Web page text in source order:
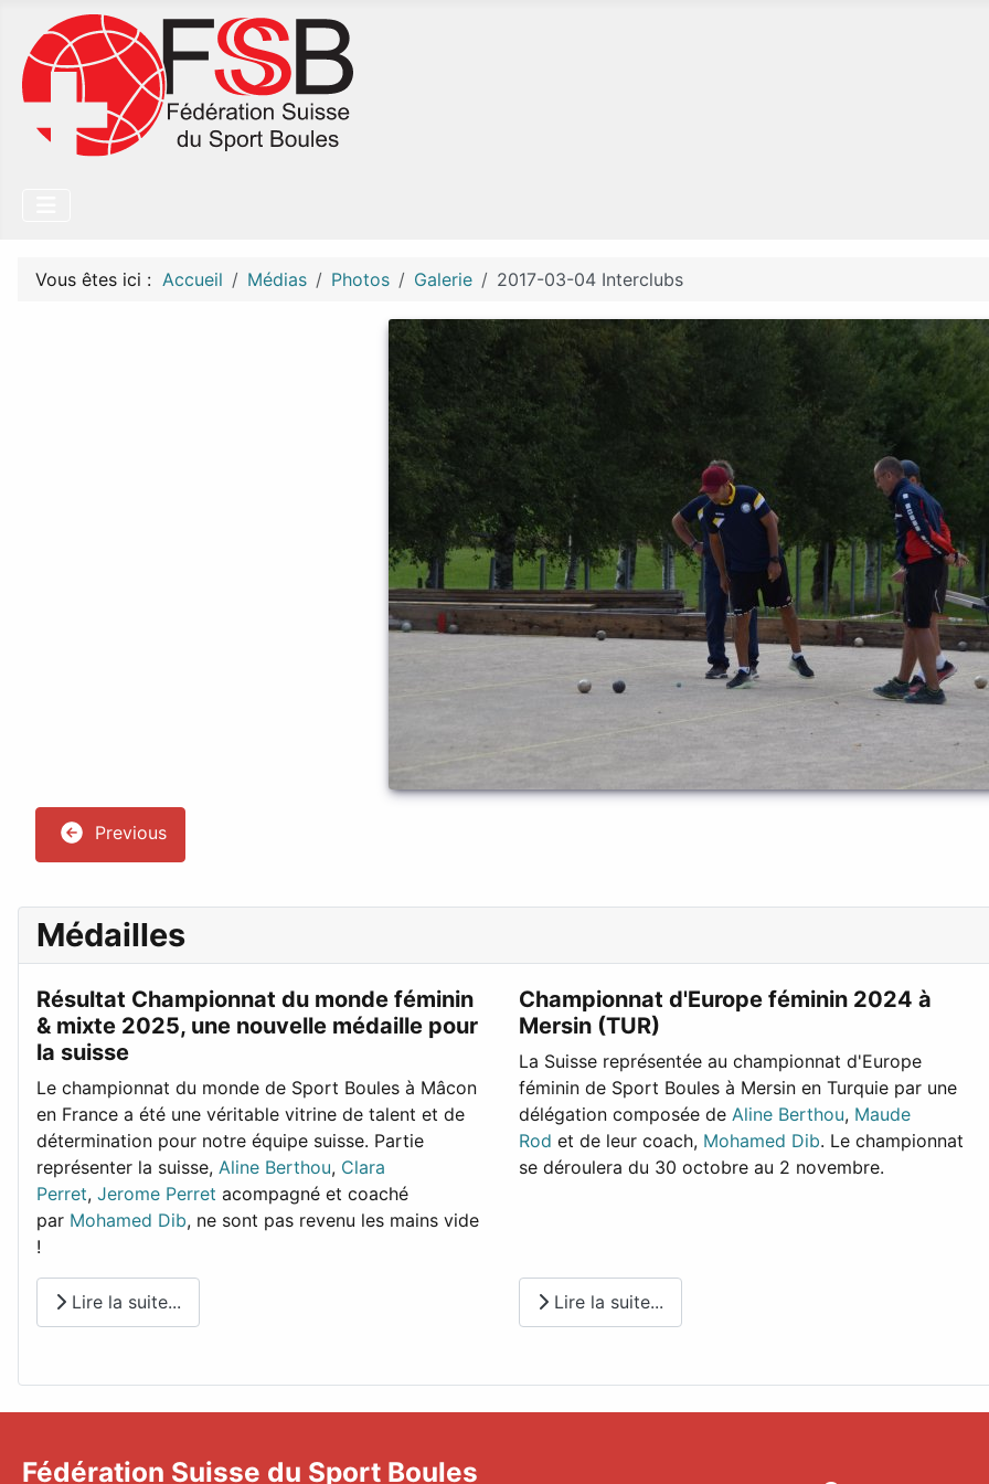
Vous êtes ici : Accueil Médias Photos Galerie 2017-03-04 Interclubs
Previous
Médailles
Résultat Championnat du monde féminin
& mixte 2025, une nouvelle médaille pour
la suisse
Le championnat du monde de Sport Boules à Mâcon
en France a été une véritable vitrine de talent et de
détermination pour notre équipe suisse. Partie
représenter la suisse, Aline Berthou, Clara
Perret, Jerome Perret acompagné et coaché
par Mohamed Dib, ne sont pas revenu les mains vide
!
Lire la suite...
Championnat d'Europe féminin 2024 à
Mersin (TUR)
La Suisse représentée au championnat d'Europe
féminin de Sport Boules à Mersin en Turquie par une
délégation composée de Aline Berthou, Maude
Rod et de leur coach, Mohamed Dib. Le championnat
se déroulera du 30 octobre au 2 novembre.
Lire la suite...
Fédération Suisse du Sport Boules